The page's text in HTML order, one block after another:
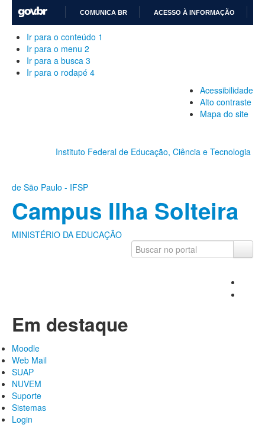
COMUNICA BR ACESSO À INFORMAÇÃO
Ir para o conteúdo 1
Ir para o menu 2
Ir para a busca 3
Ir para o rodapé 4
Acessibilidade
Alto contraste
Mapa do site
Instituto Federal de Educação, Ciência e Tecnologia
de São Paulo - IFSP
Campus Ilha Solteira
MINISTÉRIO DA EDUCAÇÃO
Em destaque
Moodle
Web Mail
SUAP
NUVEM
Suporte
Sistemas
Login